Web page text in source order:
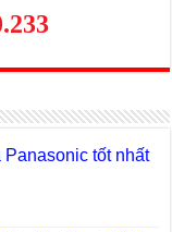
tốt nhất